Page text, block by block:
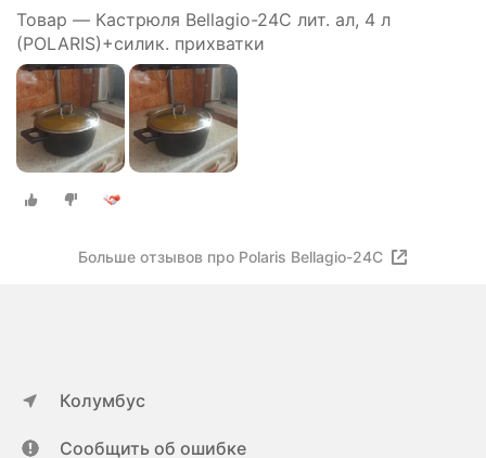
Товар — Кастрюля Bellagio-24C лит. ал, 4 л
(POLARIS)+силик. прихватки
Больше отзывов про Polaris Bellagio-24C
Колумбус
Сообщить об ошибке